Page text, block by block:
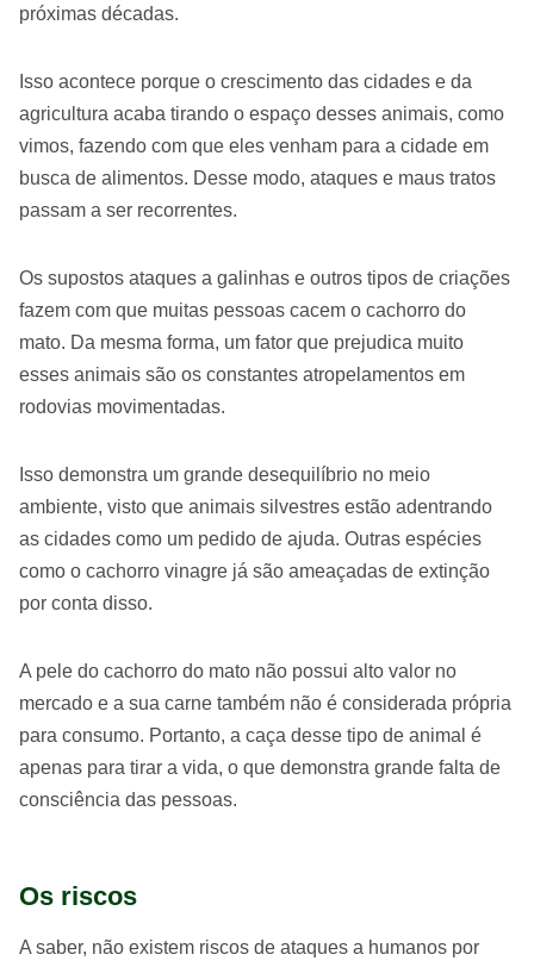
próximas décadas.
Isso acontece porque o crescimento das cidades e da
agricultura acaba tirando o espaço desses animais, como
vimos, fazendo com que eles venham para a cidade em
busca de alimentos. Desse modo, ataques e maus tratos
passam a ser recorrentes.
Os supostos ataques a galinhas e outros tipos de criações
fazem com que muitas pessoas cacem o cachorro do
mato. Da mesma forma, um fator que prejudica muito
esses animais são os constantes atropelamentos em
rodovias movimentadas.
Isso demonstra um grande desequilíbrio no meio
ambiente, visto que animais silvestres estão adentrando
as cidades como um pedido de ajuda. Outras espécies
como o cachorro vinagre já são ameaçadas de extinção
por conta disso.
A pele do cachorro do mato não possui alto valor no
mercado e a sua carne também não é considerada própria
para consumo. Portanto, a caça desse tipo de animal é
apenas para tirar a vida, o que demonstra grande falta de
consciência das pessoas.
Os riscos
A saber, não existem riscos de ataques a humanos por